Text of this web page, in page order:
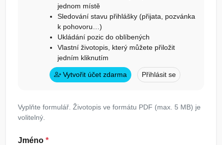
jednom místě
Sledování stavu přihlášky (přijata, pozvánka
k pohovoru…)
Ukládání pozic do oblíbených
Vlastní životopis, který můžete přiložit
jedním kliknutím
Vytvořit účet zdarma Přihlásit se
Vyplňte formulář. Životopis ve formátu PDF (max. 5 MB) je
volitelný.
Jméno *